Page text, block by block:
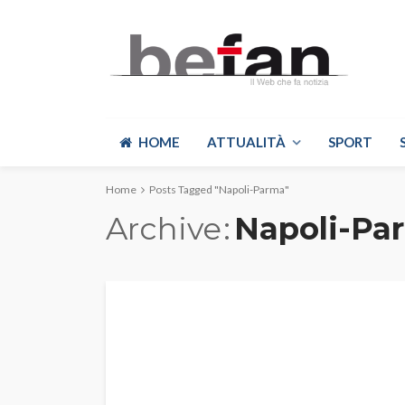
HOME ATTUALITÀ SPORT
Home Posts Tagged "Napoli-Parma"
Archive Napoli-